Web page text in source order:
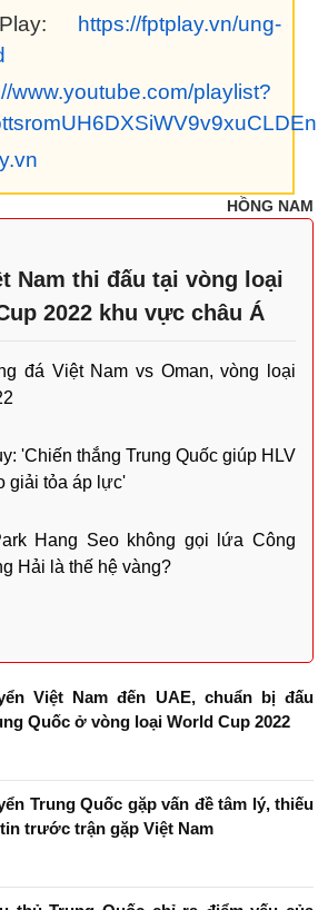
https://fptplay.vn/ung-
www.youtube.com/playlist?
HỒNG NAM
Nam thi đấu tại vòng loại
2022 khu vực châu Á
đá Việt Nam vs Oman, vòng loại
'Chiến thắng Trung Quốc giúp HLV
giải tỏa áp lực'
Hang Seo không gọi lứa Công
Hải là thế hệ vàng?
Việt Nam đến UAE, chuẩn bị đấu
Quốc ở vòng loại World Cup 2022
Trung Quốc gặp vấn đề tâm lý, thiếu
trước trận gặp Việt Nam